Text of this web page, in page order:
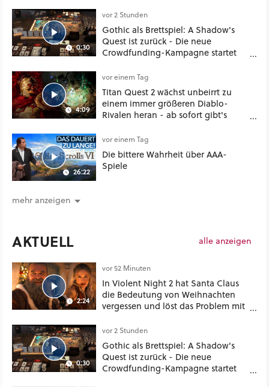
0:30
vor 2 Stunden
Gothic als Brettspiel: A Shadow's
Quest ist zurück - Die neue
Crowdfunding-Kampagne startet
4:09
vor einem Tag
Titan Quest 2 wächst unbeirrt zu
einem immer größeren Diablo-
Rivalen heran - ab sofort gibt's
Klasse
26:22
vor einem Tag
Die bittere Wahrheit über AAA-
Spiele
mehr anzeigen
AKTUELL alle anzeigen
2:24
vor 52 Minuten
In Violent Night 2 hat Santa Claus
die Bedeutung von Weihnachten
vergessen und löst das Problem mit
0:30
vor 2 Stunden
Gothic als Brettspiel: A Shadow's
Quest ist zurück - Die neue
Crowdfunding-Kampagne startet